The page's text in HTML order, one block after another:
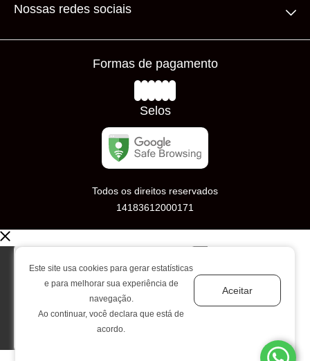
Fale conosco
Quem somos
Frete Grátis
Prazos de Entrega
Nossas redes sociais
Formas de pagamento
Selos
Todos os direitos reservados
14183612000171
Este site usa cookies para gerar estatísticas
e para melhorar sua experiência de
navegação.
Ao continuar, você declara que está de
acordo.
Aceitar